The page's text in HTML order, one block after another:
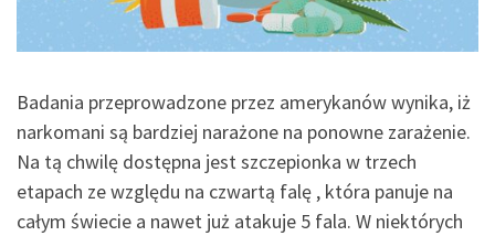
Badania przeprowadzone przez amerykanów wynika, iż
narkomani są bardziej narażone na ponowne zarażenie.
Na tą chwilę dostępna jest szczepionka w trzech
etapach ze względu na czwartą falę , która panuje na
całym świecie a nawet już atakuje 5 fala. W niektórych